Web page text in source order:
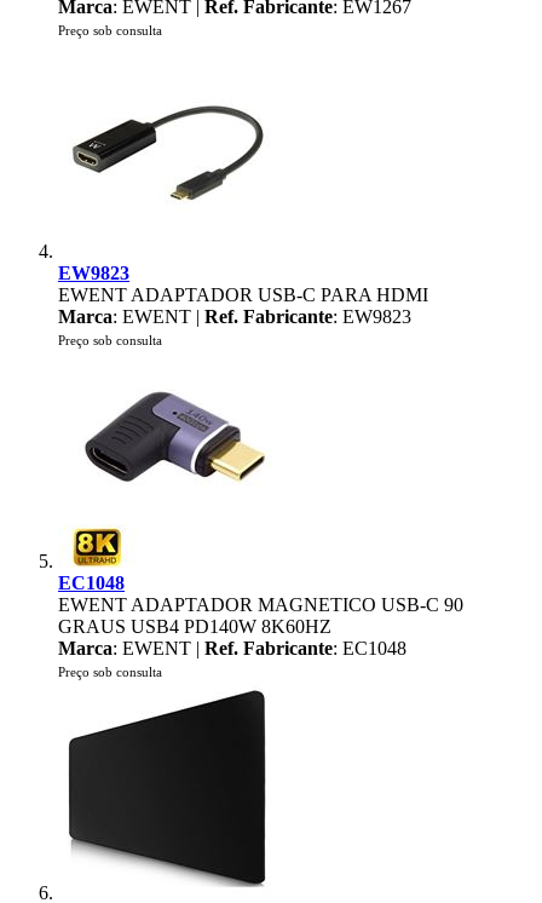
Marca: EWENT | Ref. Fabricante: EW1267
Preço sob consulta
EW9823
EWENT ADAPTADOR USB-C PARA HDMI
Marca: EWENT | Ref. Fabricante: EW9823
Preço sob consulta
EC1048
EWENT ADAPTADOR MAGNETICO USB-C 90
GRAUS USB4 PD140W 8K60HZ
Marca: EWENT | Ref. Fabricante: EC1048
Preço sob consulta